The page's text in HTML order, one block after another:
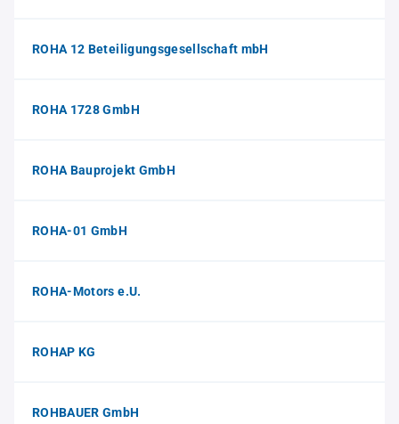
ROHA 12 Beteiligungsgesellschaft mbH
ROHA 1728 GmbH
ROHA Bauprojekt GmbH
ROHA-01 GmbH
ROHA-Motors e.U.
ROHAP KG
ROHBAUER GmbH